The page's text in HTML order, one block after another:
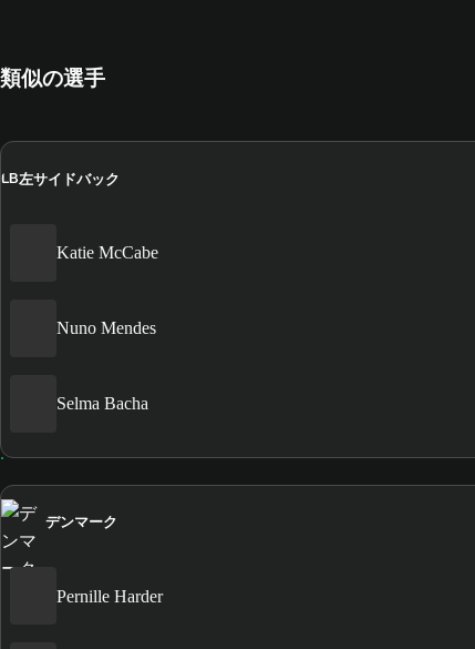
類似の選手
LB左サイドバック
Katie McCabe
Nuno Mendes
Selma Bacha
デンマーク
Pernille Harder